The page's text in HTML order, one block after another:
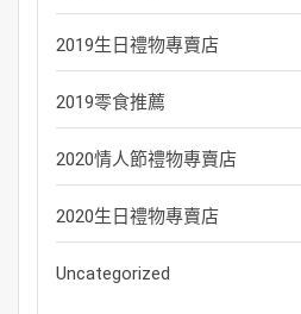
2019生日禮物專賣店
2019零食推薦
2020情人節禮物專賣店
2020生日禮物專賣店
Uncategorized